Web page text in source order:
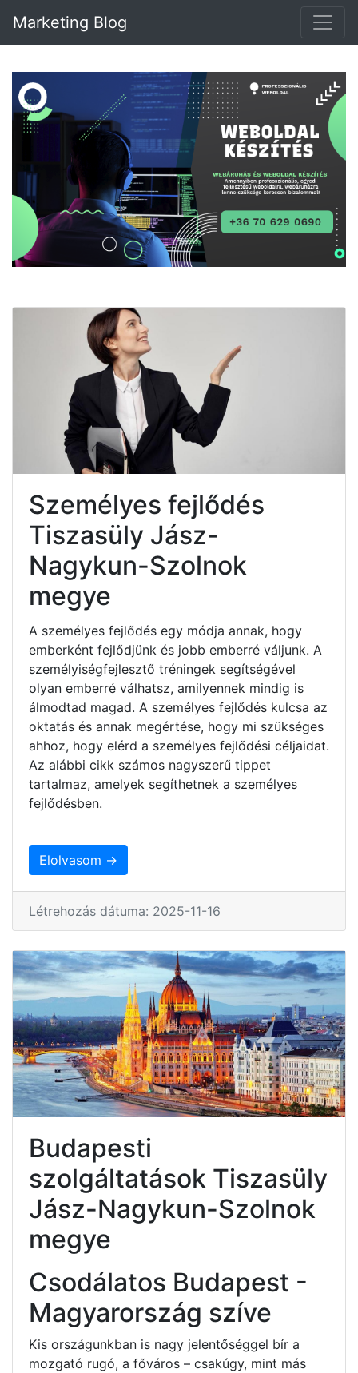
Marketing Blog
Személyes fejlődés
Tiszasüly Jász-
Nagykun-Szolnok
megye
A személyes fejlődés egy módja annak, hogy
emberként fejlődjünk és jobb emberré váljunk. A
személyiségfejlesztő tréningek segítségével
olyan emberré válhatsz, amilyennek mindig is
álmodtad magad. A személyes fejlődés kulcsa az
oktatás és annak megértése, hogy mi szükséges
ahhoz, hogy elérd a személyes fejlődési céljaidat.
Az alábbi cikk számos nagyszerű tippet
tartalmaz, amelyek segíthetnek a személyes
fejlődésben.
Elolvasom →
Létrehozás dátuma: 2025-11-16
Budapesti
szolgáltatások Tiszasüly
Jász-Nagykun-Szolnok
megye
Csodálatos Budapest -
Magyarország szíve
Kis országunkban is nagy jelentőséggel bír a
mozgató rugó, a főváros – csakúgy, mint más